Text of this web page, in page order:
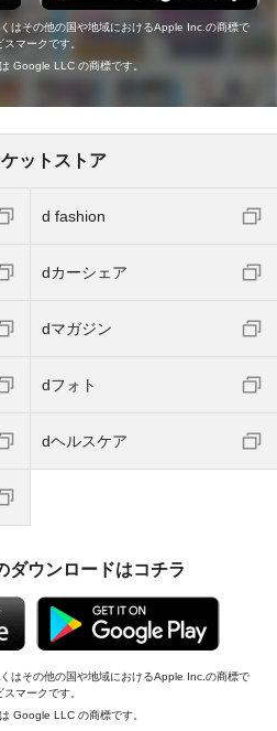
はその他の国や地域におけるApple Inc.の商標で
マークです。
Google LLC の商標です。
ットストア
d fashion
dカーシェア
dマガジン
dフォト
dヘルスケア
ダウンロードはコチラ
はその他の国や地域におけるApple Inc.の商標で
マークです。
Google LLC の商標です。